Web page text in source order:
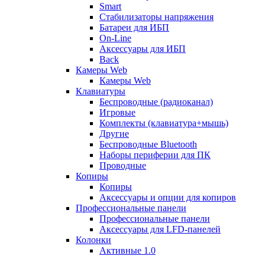
Smart
Стабилизаторы напряжения
Батареи для ИБП
On-Line
Аксессуары для ИБП
Back
Камеры Web
Камеры Web
Клавиатуры
Беспроводные (радиоканал)
Игровые
Комплекты (клавиатура+мышь)
Другие
Беспроводные Bluetooth
Наборы периферии для ПК
Проводные
Копиры
Копиры
Аксессуары и опции для копиров
Профессиональные панели
Профессиональные панели
Аксессуары для LFD-панелей
Колонки
Активные 1.0